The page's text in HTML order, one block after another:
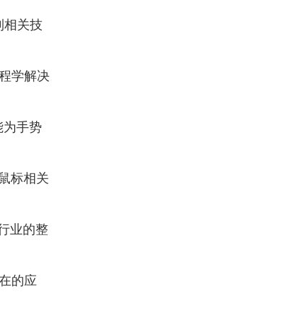
相关技
学解决
为手势
标相关
业的整
的应